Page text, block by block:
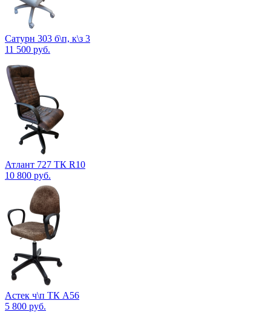
Сатурн 303 б\п, к\з 3
11 500 руб.
Атлант 727 ТК R10
10 800 руб.
Астек ч\п ТК А56
5 800 руб.